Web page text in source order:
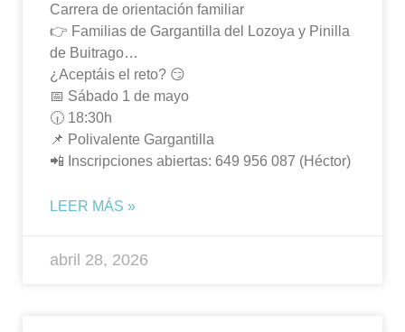
Carrera de orientación familiar
👉 Familias de Gargantilla del Lozoya y Pinilla
de Buitrago…
¿Aceptáis el reto? 😏
📅 Sábado 1 de mayo
🕡 18:30h
📌 Polivalente Gargantilla
📲 Inscripciones abiertas: 649 956 087 (Héctor)
LEER MÁS »
abril 28, 2026